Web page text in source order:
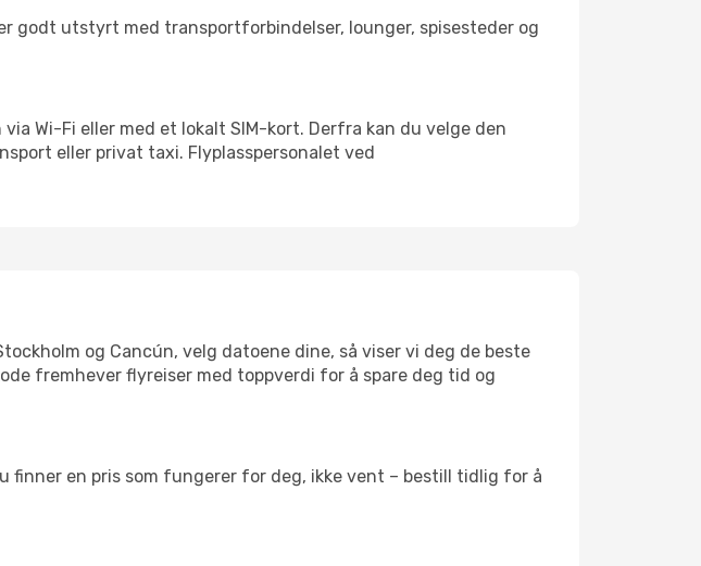
godt utstyrt med transportforbindelser, lounger, spisesteder og
Wi-Fi eller med et lokalt SIM-kort. Derfra kan du velge den
eller privat taxi. Flyplasspersonalet ved
og Cancún, velg datoene dine, så viser vi deg de beste
fremhever flyreiser med toppverdi for å spare deg tid og
finner en pris som fungerer for deg, ikke vent – bestill tidlig for å